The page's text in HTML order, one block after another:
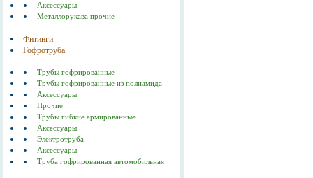
Аксессуары
Металлорукава прочие
Фитинги
Гофротруба
Трубы гофрированные
Трубы гофрированные из полиамида
Аксессуары
Прочие
Трубы гибкие армированные
Аксессуары
Электротруба
Аксессуары
Труба гофрированная автомобильная